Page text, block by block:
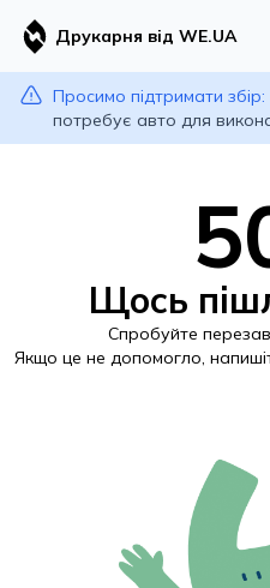
Друкарня від WE.UA
Просимо підтримати збір:
потребує авто для
Щось
Спробуйте
Якщо це не допомогло,